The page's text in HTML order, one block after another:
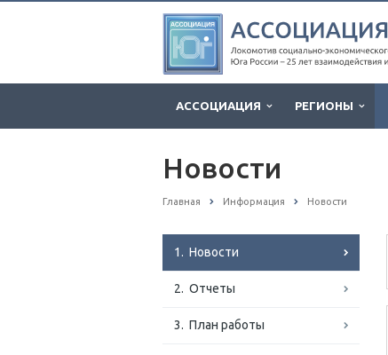
АССОЦИАЦИЯ РЕГИОНЫ
Новости
Главная Информация Новости
1. Новости
2. Отчеты
3. План работы